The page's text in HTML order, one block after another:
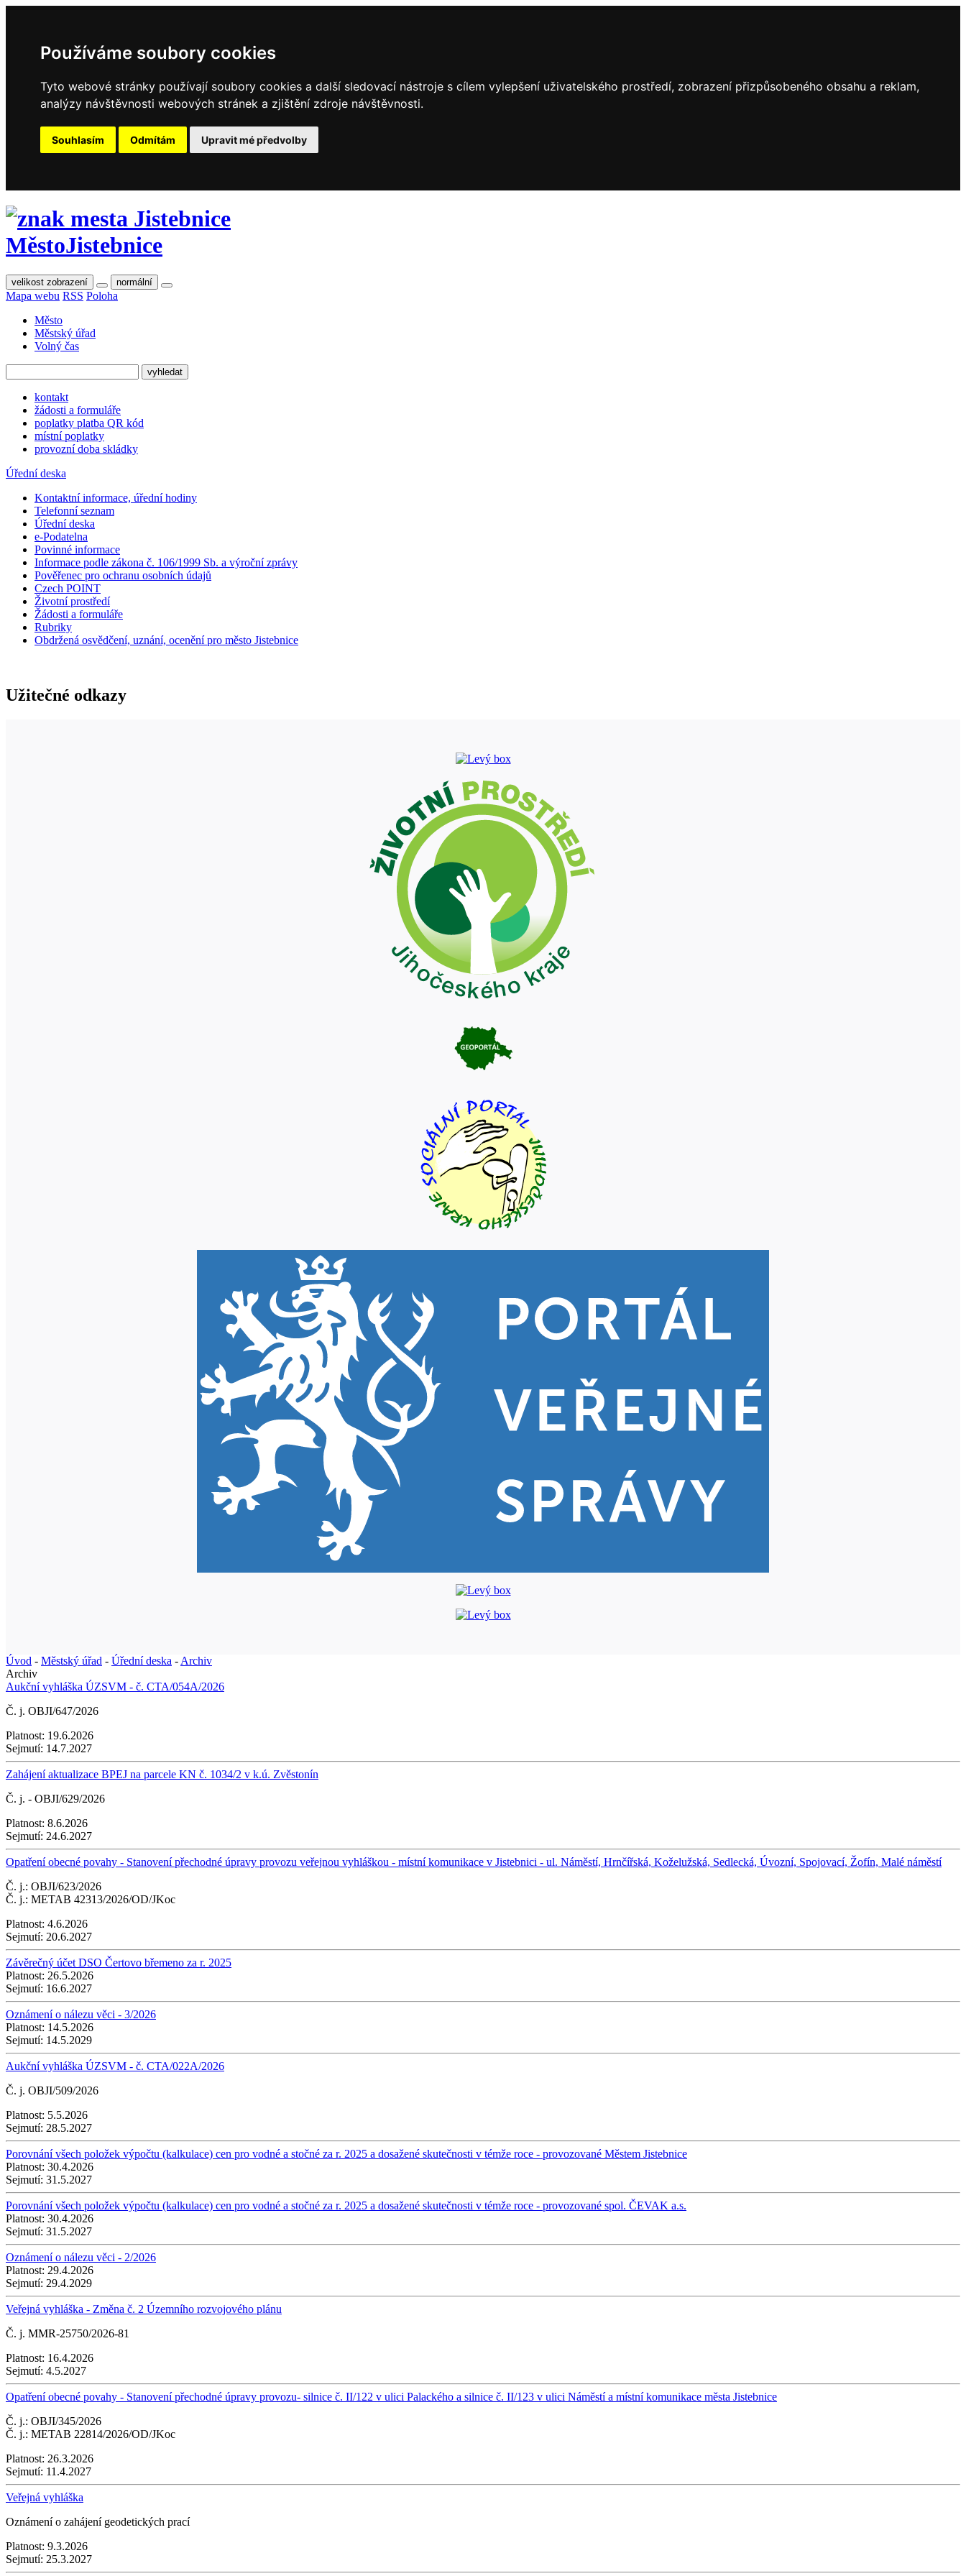
Používáme soubory cookies
Tyto webové stránky používají soubory cookies a další sledovací nástroje s cílem vylepšení uživatelského prostředí, zobrazení přizpůsobeného obsahu a reklam,
analýzy návštěvnosti webových stránek a zjištění zdroje návštěvnosti.
Souhlasím Odmítám Upravit mé předvolby
MěstoJistebnice
velikost zobrazení normální
Mapa webu RSS Poloha
Město
Městský úřad
Volný čas
kontakt
žádosti a formuláře
poplatky platba QR kód
místní poplatky
provozní doba skládky
Úřední deska
Kontaktní informace, úřední hodiny
Telefonní seznam
Úřední deska
e-Podatelna
Povinné informace
Informace podle zákona č. 106/1999 Sb. a výroční zprávy
Pověřenec pro ochranu osobních údajů
Czech POINT
Životní prostředí
Žádosti a formuláře
Rubriky
Obdržená osvědčení, uznání, ocenění pro město Jistebnice
Užitečné odkazy
Úvod - Městský úřad - Úřední deska - Archiv
Archiv
Aukční vyhláška ÚZSVM - č. CTA/054A/2026
Č. j. OBJI/647/2026
Platnost: 19.6.2026
Sejmutí: 14.7.2027
Zahájení aktualizace BPEJ na parcele KN č. 1034/2 v k.ú. Zvěstonín
Č. j. - OBJI/629/2026
Platnost: 8.6.2026
Sejmutí: 24.6.2027
Opatření obecné povahy - Stanovení přechodné úpravy provozu veřejnou vyhláškou - místní komunikace v Jistebnici - ul. Náměstí, Hrnčířská, Koželužská, Sedlecká, Úvozní, Spojovací, Žofín, Malé náměstí
Č. j.: OBJI/623/2026
Č. j.: METAB 42313/2026/OD/JKoc
Platnost: 4.6.2026
Sejmutí: 20.6.2027
Závěrečný účet DSO Čertovo břemeno za r. 2025
Platnost: 26.5.2026
Sejmutí: 16.6.2027
Oznámení o nálezu věci - 3/2026
Platnost: 14.5.2026
Sejmutí: 14.5.2029
Aukční vyhláška ÚZSVM - č. CTA/022A/2026
Č. j. OBJI/509/2026
Platnost: 5.5.2026
Sejmutí: 28.5.2027
Porovnání všech položek výpočtu (kalkulace) cen pro vodné a stočné za r. 2025 a dosažené skutečnosti v témže roce - provozované Městem Jistebnice
Platnost: 30.4.2026
Sejmutí: 31.5.2027
Porovnání všech položek výpočtu (kalkulace) cen pro vodné a stočné za r. 2025 a dosažené skutečnosti v témže roce - provozované spol. ČEVAK a.s.
Platnost: 30.4.2026
Sejmutí: 31.5.2027
Oznámení o nálezu věci - 2/2026
Platnost: 29.4.2026
Sejmutí: 29.4.2029
Veřejná vyhláška - Změna č. 2 Územního rozvojového plánu
Č. j. MMR-25750/2026-81
Platnost: 16.4.2026
Sejmutí: 4.5.2027
Opatření obecné povahy - Stanovení přechodné úpravy provozu- silnice č. II/122 v ulici Palackého a silnice č. II/123 v ulici Náměstí a místní komunikace města Jistebnice
Č. j.: OBJI/345/2026
Č. j.: METAB 22814/2026/OD/JKoc
Platnost: 26.3.2026
Sejmutí: 11.4.2027
Veřejná vyhláška
Oznámení o zahájení geodetických prací
Platnost: 9.3.2026
Sejmutí: 25.3.2027